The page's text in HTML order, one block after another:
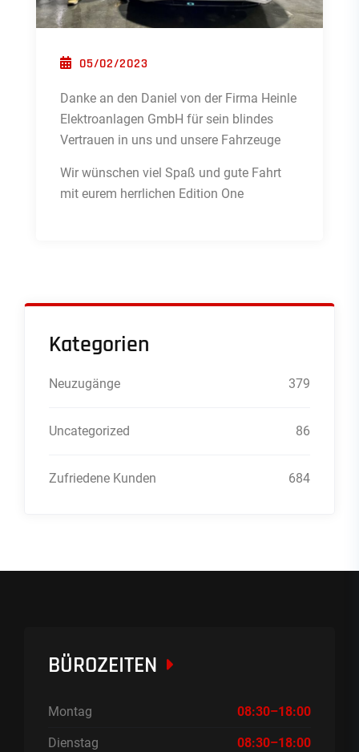
POSTED ON
05/02/2023
Danke an den Daniel von der Firma Heinle
Elektroanlagen GmbH für sein blindes
Vertrauen in uns und unsere Fahrzeuge
Wir wünschen viel Spaß und gute Fahrt
mit eurem herrlichen Edition One
Kategorien
Neuzugänge 379
Uncategorized 86
Zufriedene Kunden 684
BÜROZEITEN
Montag 08:30–18:00
Dienstag 08:30–18:00